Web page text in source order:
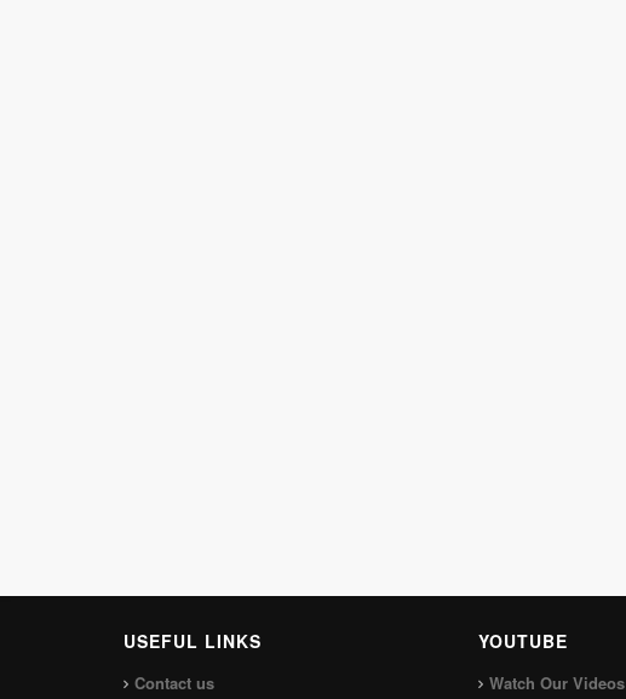
USEFUL LINKS
Contact us
YOUTUBE
Watch Our Videos